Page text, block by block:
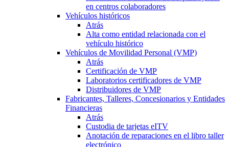
en centros colaboradores
Vehículos históricos
Atrás
Alta como entidad relacionada con el
vehículo histórico
Vehículos de Movilidad Personal (VMP)
Atrás
Certificación de VMP
Laboratorios certificadores de VMP
Distribuidores de VMP
Fabricantes, Talleres, Concesionarios y Entidades
Financieras
Atrás
Custodia de tarjetas eITV
Anotación de reparaciones en el libro taller
electrónico